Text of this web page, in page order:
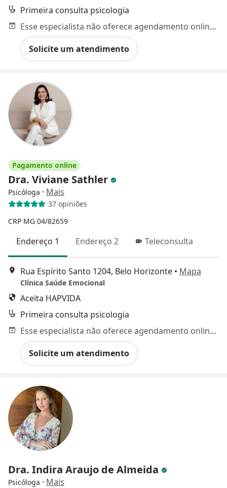
Primeira consulta psicologia
Esse especialista não oferece agendamento online para esse endereço.
Solicite um atendimento
Pagamento online
Dra. Viviane Sathler
Psicóloga · Mais
37 opiniões
CRP MG 04/82659
Endereço 1 Endereço 2 Teleconsulta
Rua Espírito Santo 1204, Belo Horizonte • Mapa
Clínica Saúde Emocional
Aceita HAPVIDA
Primeira consulta psicologia
Esse especialista não oferece agendamento online para esse endereço.
Solicite um atendimento
Dra. Indira Araujo de Almeida
Psicóloga · Mais